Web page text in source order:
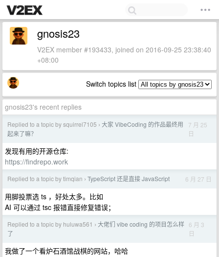
gnosis23
V2EX member #193433, joined on 2016-09-25 23:38:40
+08:00
Switch topics list
gnosis23's recent replies
Replied to a topic by squirrel7105 › 大家 VibeCoding 的作品最终用
起来了嘛？
7 月 25
日
发现有用的开源仓库:
https://findrepo.work
Replied to a topic by timqian › TypeScript 还是直接 JavaScript 6 月 27 日
用脚投票选 ts ，好处太多。比如
AI 可以通过 tsc 报错直接修复错误；
Replied to a topic by huluwa561 › 大佬们 vibe coding 的项目怎么样
了
6 月 3
日
我做了一个看炉石酒馆战棋的网站，哈哈